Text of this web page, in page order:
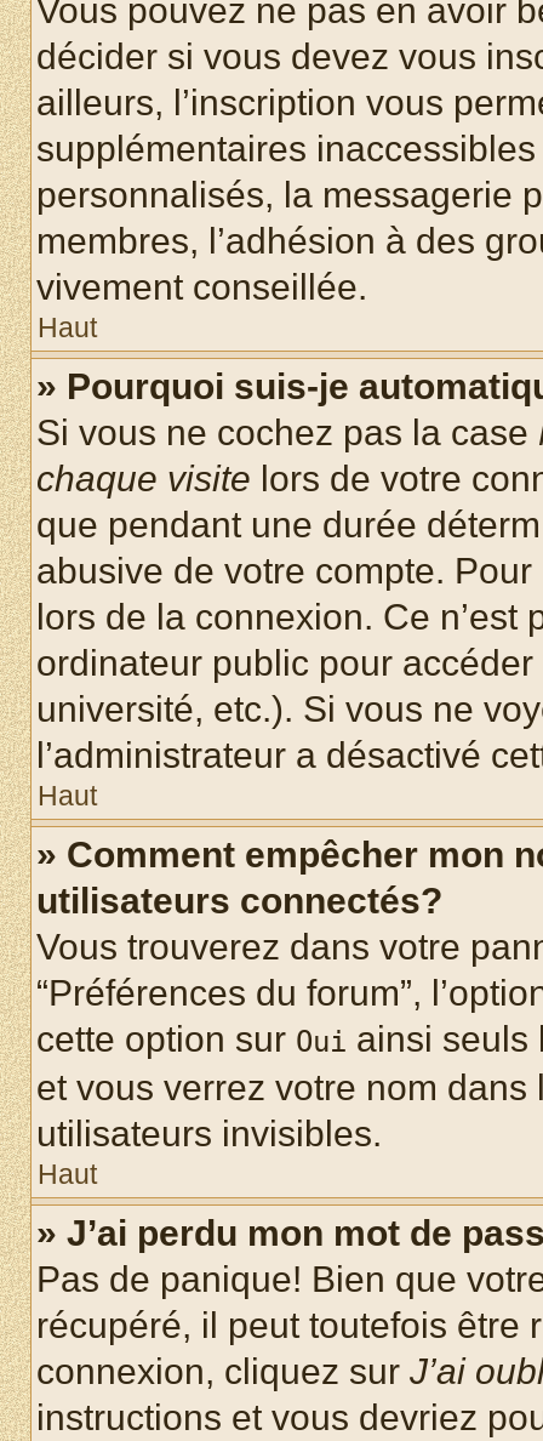
Vous pouvez ne pas en avoir
décider si vous devez vous
ailleurs, l’inscription vous
supplémentaires
personnalisés, la messagerie
membres, l’adhésion à des
vivement conseillée.
Haut
» Pourquoi suis-je
Si vous ne cochez pas la case
chaque visite lors de votre
que pendant une durée
abusive de votre compte.
lors de la connexion. Ce
ordinateur public pour
université, etc.). Si vous ne
l’administrateur a désactivé
Haut
» Comment empêcher mon
utilisateurs connectés?
Vous trouverez dans votre
“Préférences du forum”,
cette option sur Oui ainsi seuls
et vous verrez votre nom
utilisateurs invisibles.
Haut
» J’ai perdu mon mot de
Pas de panique! Bien que
récupéré, il peut toutefois être
connexion, cliquez sur J’ai
instructions et vous devriez